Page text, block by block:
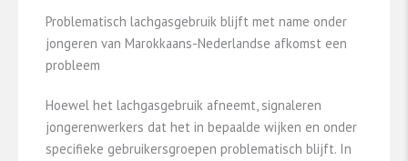
Problematisch lachgasgebruik blijft met name onder
jongeren van Marokkaans-Nederlandse afkomst een
probleem
Hoewel het lachgasgebruik afneemt, signaleren
jongerenwerkers dat het in bepaalde wijken en onder
specifieke gebruikersgroepen problematisch blijft. In